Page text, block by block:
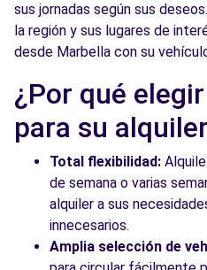
sus jornadas según sus
la región y sus lugares de
desde Marbella con su
¿Por qué
para su
Total flexibilidad:
de semana o varias
alquiler a sus
innecesarios.
Amplia selección de